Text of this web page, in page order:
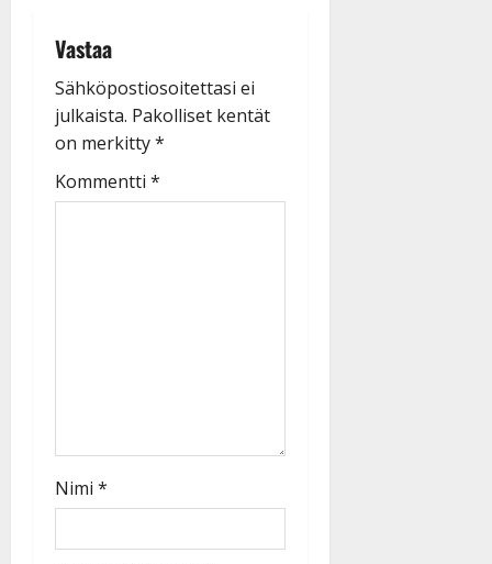
Vastaa
Sähköpostiosoitettasi ei
julkaista. Pakolliset kentät
on merkitty*
Kommentti *
Nimi *